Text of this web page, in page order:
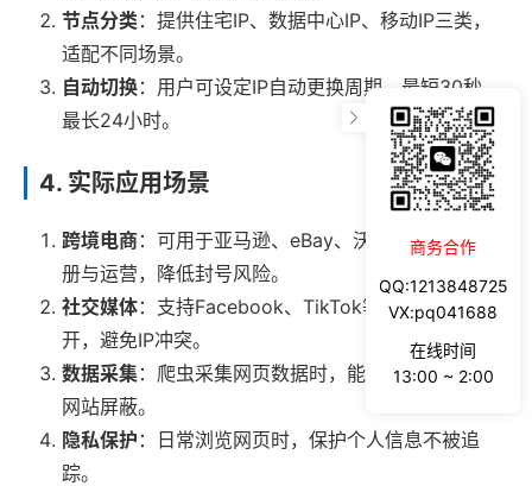
节点分类：提供住宅IP、数据中心IP、移动IP三类，
适配不同场景。
自动切换：用户可设定IP自动更换周期，最短30秒，
最长24小时。
4. 实际应用场景
跨境电商：可用于亚马逊、eBay、沃尔玛平台账号注
册与运营，降低封号风险。
社交媒体：支持Facebook、TikTok等平台账号多
开，避免IP冲突。
数据采集：爬虫采集网页数据时，能有效避免被目标
网站屏蔽。
隐私保护 ：日常浏览网页时，保护个人信息不被追
踪。
商务合作
QQ:1213848725
VX:pq041688
在线时间
13:00 ~ 2:00